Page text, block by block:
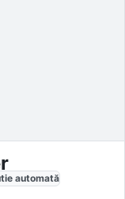
automată